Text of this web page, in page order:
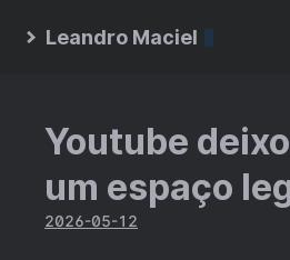
Leandro Maciel
Youtube
um espaço
2026-05-12